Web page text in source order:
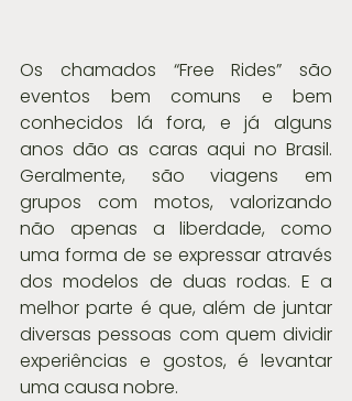
Os chamados “Free Rides” são
eventos bem comuns e bem
conhecidos lá fora, e já alguns
anos dão as caras aqui no Brasil.
Geralmente, são viagens em
grupos com motos, valorizando
não apenas a liberdade, como
uma forma de se expressar através
dos modelos de duas rodas. E a
melhor parte é que, além de juntar
diversas pessoas com quem dividir
experiências e gostos, é levantar
uma causa nobre.